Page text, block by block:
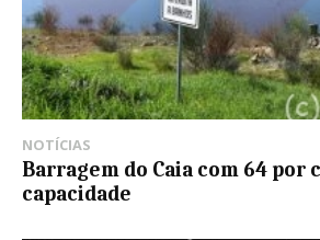
NOTÍCIAS
Barragem do Caia com 64 por
capacidade